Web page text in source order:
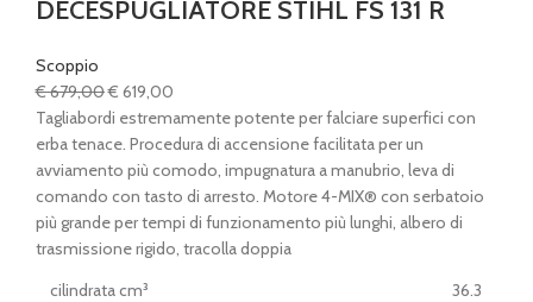
DECESPUGLIATORE STIHL FS 131 R
Scoppio
€679,00Il
prezzo
originale
era:
€ 679,00.
€ 619,00
prezzo
attuale
è:
€ 619,00.
Tagliabordi estremamente potente per falciare superfici con
erba tenace. Procedura di accensione facilitata per un
avviamento più comodo, impugnatura a manubrio, leva di
comando con tasto di arresto. Motore 4-MIX® con serbatoio
più grande per tempi di funzionamento più lunghi, albero di
trasmissione rigido, tracolla doppia
cilindrata cm³
36.3